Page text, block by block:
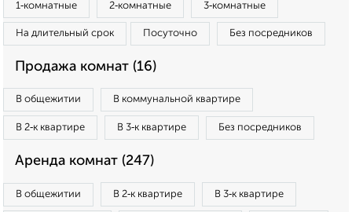
1‑комнатные 2‑комнатные 3‑комнатные
На длительный срок Посуточно Без посредников
Продажа комнат (16)
В общежитии В коммунальной квартире
В 2‑к квартире В 3‑к квартире Без посредников
Аренда комнат (247)
В общежитии В 2‑к квартире В 3‑к квартире